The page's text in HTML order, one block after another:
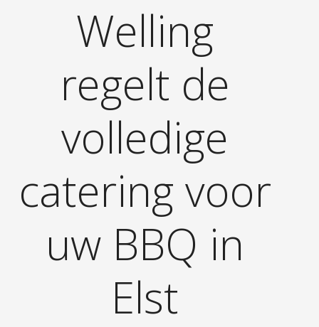
Welling
regelt de
volledige
catering voor
uw BBQ in
Elst